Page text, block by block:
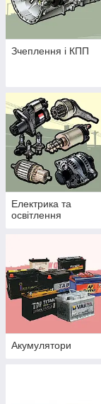
Зчеплення і КПП
Електрика та
освітлення
Акумулятори